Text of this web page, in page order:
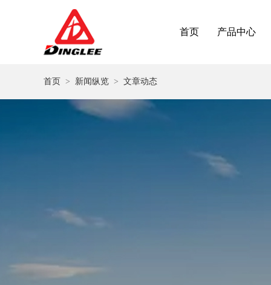
首页 产品中心
首页 > 新闻纵览 > 文章动态